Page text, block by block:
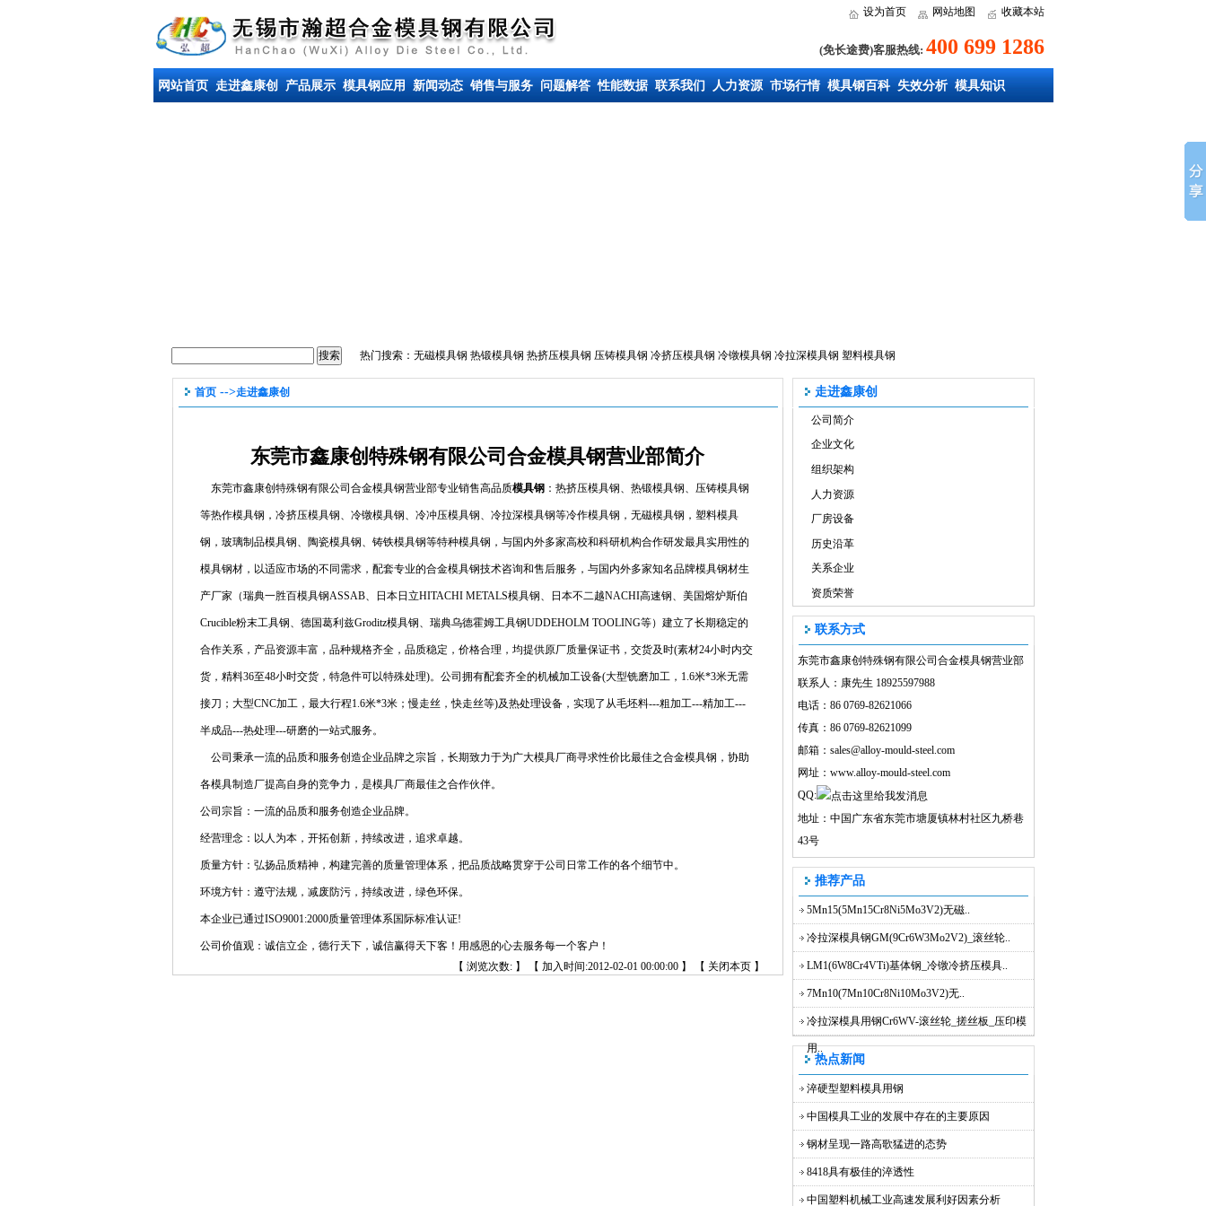
设为首页 网站地图 收藏本站
(免长途费)客服热线: 400 699 1286
网站首页 走进鑫康创 产品展示 模具钢应用 新闻动态 销售与服务 问题解答 性能数据 联系我们 人力资源 市场行情 模具钢百科 失效分析 模具知识
热门搜索： 无磁模具钢 热锻模具钢 热挤压模具钢 压铸模具钢 冷挤压模具钢 冷镦模具钢 冷拉深模具钢 塑料模具钢
首页-->走进鑫康创
东莞市鑫康创特殊钢有限公司合金模具钢营业部简介
东莞市鑫康创特殊钢有限公司合金模具钢营业部专业销售高品质模具钢 ：热挤压模具钢、热锻模具钢、压铸模具钢
等热作模具钢，冷挤压模具钢、冷镦模具钢、冷冲压模具钢、冷拉深模具钢等冷作模具钢，无磁模具钢，塑料模具
钢，玻璃制品模具钢、陶瓷模具钢、铸铁模具钢等特种模具钢，与国内外多家高校和科研机构合作研发最具实用性的
模具钢材，以适应市场的不同需求，配套专业的合金模具钢技术咨询和售后服务，与国内外多家知名品牌模具钢材生
产厂家（瑞典一胜百模具钢ASSAB、日本日立HITACHI METALS模具钢、日本不二越NACHI高速钢、美国熔炉斯伯
Crucible粉末工具钢、德国葛利兹Groditz模具钢、瑞典乌德霍姆工具钢UDDEHOLM TOOLING等）建立了长期稳定的
合作关系，产品资源丰富，品种规格齐全，品质稳定，价格合理，均提供原厂质量保证书，交货及时(素材24小时内交
货，精料36至48小时交货，特急件可以特殊处理)。公司拥有配套齐全的机械加工设备(大型铣磨加工，1.6米*3米无需
接刀；大型CNC加工，最大行程1.6米*3米；慢走丝，快走丝等)及热处理设备，实现了从毛坯料---粗加工---精加工---
半成品---热处理---研磨的一站式服务。
公司秉承一流的品质和服务创造企业品牌之宗旨，长期致力于为广大模具厂商寻求性价比最佳之合金模具钢，协助
各模具制造厂提高自身的竞争力，是模具厂商最佳之合作伙伴。
公司宗旨：一流的品质和服务创造企业品牌。
经营理念：以人为本，开拓创新，持续改进，追求卓越。
质量方针：弘扬品质精神，构建完善的质量管理体系，把品质战略贯穿于公司日常工作的各个细节中。
环境方针：遵守法规，减废防污，持续改进，绿色环保。
本企业已通过ISO9001:2000质量管理体系国际标准认证!
公司价值观：诚信立企，德行天下，诚信赢得天下客！用感恩的心去服务每一个客户！
【 浏览次数:】 【 加入时间:2012-02-01 00:00:00 】 【 关闭本页】
走进鑫康创
公司简介
企业文化
组织架构
人力资源
厂房设备
历史沿革
关系企业
资质荣誉
联系方式
东莞市鑫康创特殊钢有限公司合金模具钢营业部
联系人：康先生 18925597988
电话：86 0769-82621066
传真：86 0769-82621099
邮箱： sales@alloy-mould-steel.com
网址： www.alloy-mould-steel.com
QQ:
地址：中国广东省东莞市塘厦镇林村社区九桥巷
43号
推荐产品
5Mn15(5Mn15Cr8Ni5Mo3V2)无磁..
冷拉深模具钢GM(9Cr6W3Mo2V2)_滚丝轮..
LM1(6W8Cr4VTi)基体钢_冷镦冷挤压模具..
7Mn10(7Mn10Cr8Ni10Mo3V2)无..
冷拉深模具用钢Cr6WV-滚丝轮_搓丝板_压印模
用..
热点新闻
淬硬型塑料模具用钢
中国模具工业的发展中存在的主要原因
钢材呈现一路高歌猛进的态势
8418具有极佳的淬透性
中国塑料机械工业高速发展利好因素分析